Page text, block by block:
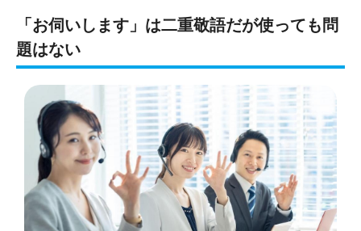
「お伺いします」は二重敬語だが使っても問
題はない